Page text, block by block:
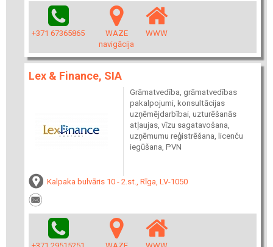
+371 67365865
WAZE
navigācija
WWW
Lex & Finance, SIA
Grāmatvedība, grāmatvedības
pakalpojumi, konsultācijas
uzņēmējdarbībai, uzturēšanās
atļaujas, vīzu sagatavošana,
uzņēmumu reģistrēšana, licenču
iegūšana, PVN
Kalpaka bulvāris 10 - 2.st., Rīga, LV-1050
+371 29515251 WAZE WWW